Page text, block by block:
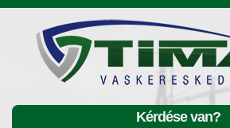
Kérdése van?